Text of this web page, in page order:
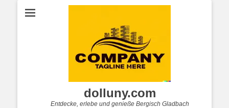
dolluny.com
Entdecke, erlebe und genieße Bergisch Gladbach